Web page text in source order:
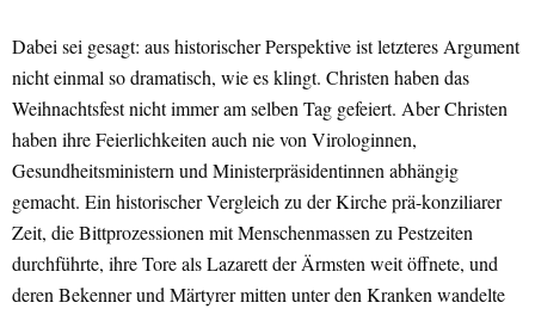
Dabei sei gesagt: aus historischer Perspektive ist letzteres Argument
nicht einmal so dramatisch, wie es klingt. Christen haben das
Weihnachtsfest nicht immer am selben Tag gefeiert. Aber Christen
haben ihre Feierlichkeiten auch nie von Virologinnen,
Gesundheitsministern und Ministerpräsidentinnen abhängig
gemacht. Ein historischer Vergleich zu der Kirche prä-konziliarer
Zeit, die Bittprozessionen mit Menschenmassen zu Pestzeiten
durchführte, ihre Tore als Lazarett der Ärmsten weit öffnete, und
deren Bekenner und Märtyrer mitten unter den Kranken wandelte